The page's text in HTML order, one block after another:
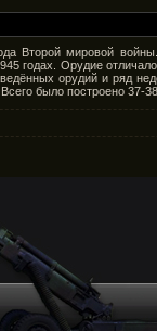
Второй мировой
годах. Орудие
орудий и ряд
было построено 37-